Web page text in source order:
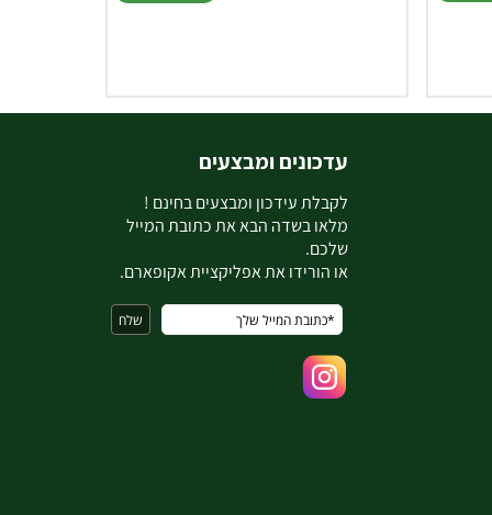
עדכונים ומבצעים
לקבלת עידכון ומבצעים בחינם !
מלאו בשדה הבא את כתובת המייל
שלכם.
או הורידו את אפליקציית אקופארם.